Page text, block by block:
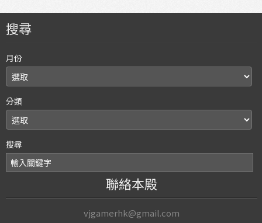
搜尋
月份
分類
搜尋
聯絡本殿
vjgamerhk@gmail.com